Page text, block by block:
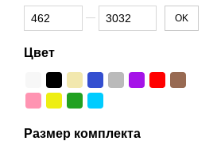
От Цена, грн
До Цена, грн OK
Цвет
Размер комплекта